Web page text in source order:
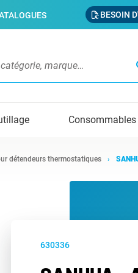
BESOIN
Consommables
détendeurs thermostatiques
630336